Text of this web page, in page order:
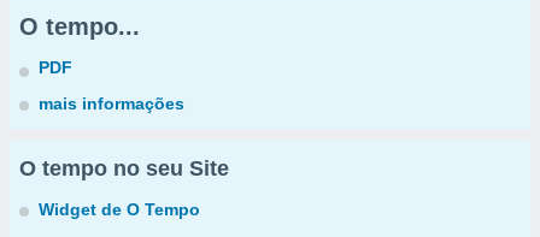
O tempo...
PDF
mais informações
O tempo no seu Site
Widget de O Tempo